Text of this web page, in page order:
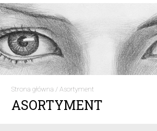
Strona główna /Asortyment
ASORTYMENT